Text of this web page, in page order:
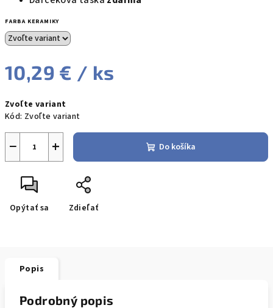
FARBA KERAMIKY
10,29 € / ks
cena:
Zvoľte variant
Kód: Zvoľte variant
+
− Do košíka
Opýtať sa Zdieľať
Popis
Podrobný popis